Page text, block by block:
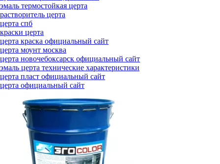
эмаль термостойкая церта
растворитель церта
церта спб
краски церта
церта краска официальный сайт
церта моунт москва
церта новочебоксарск официальный сайт
эмаль церта технические характеристики
церта пласт официальный сайт
церта официальный сайт